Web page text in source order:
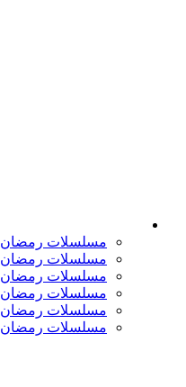
مسلسلات رمضان 2026
مسلسلات رمضان 2025
مسلسلات رمضان 2024
مسلسلات رمضان 2023
مسلسلات رمضان 2022
مسلسلات رمضان 2021